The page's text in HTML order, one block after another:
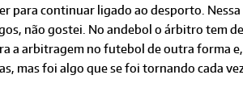
para continuar ligado ao desporto.
não gostei. No andebol o árbitro tem
a arbitragem no futebol de outra forma
mas foi algo que se foi tornando cada